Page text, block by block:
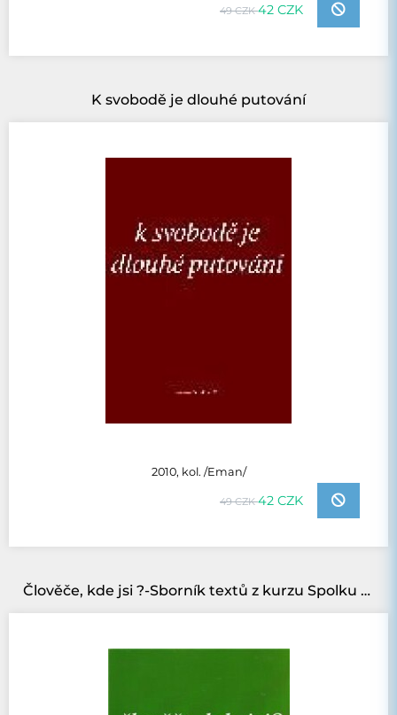
49 CZK42 CZK
K svobodě je dlouhé putování
2010, kol. /Eman/
49 CZK42 CZK
Člověče, kde jsi ?-Sborník textů z kurzu Spolku evangelických kazatelů z r. 2010.